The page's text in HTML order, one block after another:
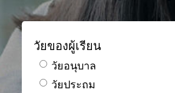
วัยของผู้เรียน
วัยอนุบาล
วัยประถม